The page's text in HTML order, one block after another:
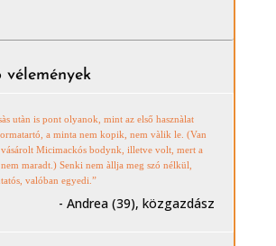
utàn is pont olyanok, mint az első hasznàlat
a minta nem kopik, nem vàlik le. (Van
Micimackós bodynk, illetve volt, mert a
maradt.) Senki nem àllja meg szó nélkül,
valóban egyedi.”
- Andrea (39), közgazdász